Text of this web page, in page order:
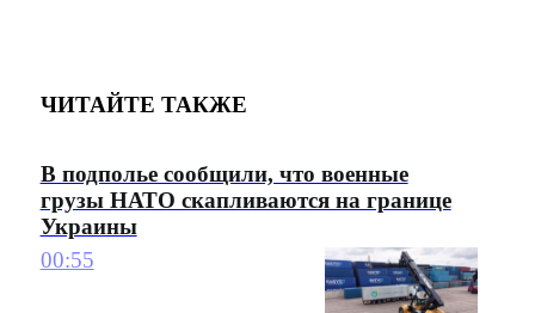
ЧИТАЙТЕ ТАКЖЕ
В подполье сообщили, что военные
грузы НАТО скапливаются на границе
Украины
00:55